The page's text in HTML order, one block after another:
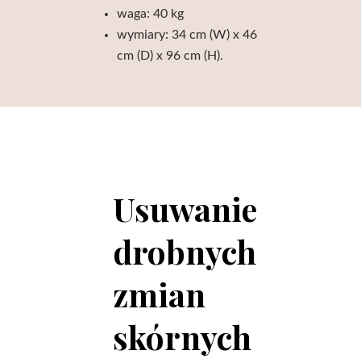
waga: 40 kg
wymiary: 34 cm (W) x 46
cm (D) x 96 cm (H).
Usuwanie
drobnych
zmian
skórnych